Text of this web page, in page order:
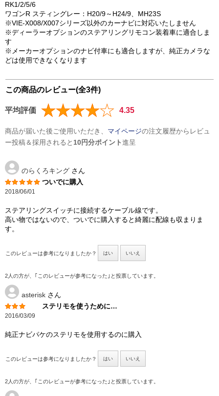
RK1/2/5/6
ワゴンR スティングレー：H20/9～H24/9、MH23S
※VIE-X008/X007シリーズ以外のカーナビに対応いたしません
※ディーラーオプションのステアリングリモコン装着車に適合しま
す
※メーカーオプションのナビ付車にも適合しますが、純正カメラな
どは使用できなくなります
この商品のレビュー(全3件)
平均評価 4.35
商品が届いた後ご使用いただき、 マイページの注文履歴からレビュ
ー投稿＆採用されると 10円分ポイント進呈
のらくろキング さん
ついでに購入
2018/06/01
ステアリングスイッチに接続するケーブル線です。
高い物ではないので、ついでに購入すると綺麗に配線も収まりま
す。
このレビューは参考になりましたか？ はい いいえ
2人の方が、｢このレビューが参考になった｣と投票しています。
asterisk さん
ステリモを使うために…
2016/03/09
純正ナビパケのステリモを使用するのに購入
このレビューは参考になりましたか？ はい いいえ
2人の方が、｢このレビューが参考になった｣と投票しています。